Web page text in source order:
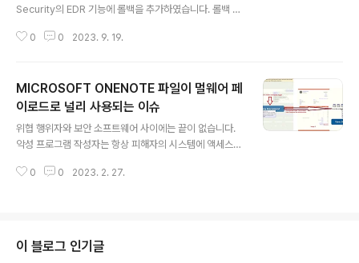
Security의 EDR 기능에 롤백을 추가하였습니다. 롤백 기
파일이 변조되는 경우 백업을 통해 이전 상태로 되돌릴 수
폴더를 생성하여 파일의 백업 복사본을 안전하게 보관하므
로, 랜섬웨어가 백업을 삭제하거나 암호화하는 것을 방지
합니다. Emsisoft는 시스템의 모든 파일을 백업하지 않으
며, 신뢰할 수 없는 프로그램의 실행으로 인한 위협적인 인
백업이 자동으로 생성되므로 롤백 기능을 통해 쉽고 빠르..
0 0 2023. 9. 19.
MICROSOFT ONENOTE 파일이 멀웨어 페
이로드로 널리 사용되는 이슈
위협 행위자와 보안 소프트웨어 사이에는 끝이 없습니다.
악성 프로그램 작성자는 항상 피해자의 시스템에 액세스
으며, 그 방법 중 하나는 악성 페이로드 전송 시 로우 프로
이 AgentTesla, AysncRAT 및 QakBot 악성 프로그램
을 전송하고 있는 것이 확인되었습니다. 공격자는 OneNo
0 0 2023. 2. 27.
이 블로그 인기글